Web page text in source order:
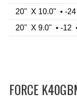
20" X 10.0" • -
20" X 9.0" • -12
FORCE